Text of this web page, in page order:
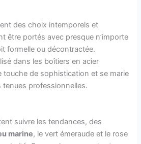
des choix intemporels et
être portés avec presque n’importe
formelle ou décontractée.
dans les boîtiers en acier
touche de sophistication et se marie
professionnelles.
suivre les tendances, des
marine, le vert émeraude et le rose